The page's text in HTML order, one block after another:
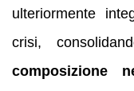
ulteriormente
crisi,
composizione